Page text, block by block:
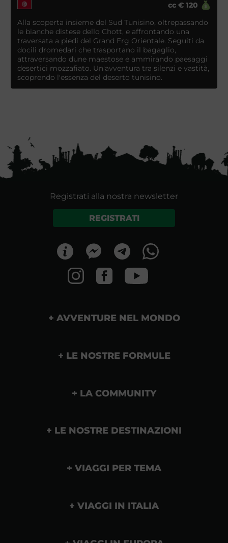
cc € 120
Alla scoperta insieme del Sud Tunisino, oltrepassando
le bianche distese dello Chott, e affrontando una
traversata a piedi del Grand Erg Orientale. Seguiti da
docili dromedari che trasportano il bagaglio,
attraversando dune maestose e ammirando paesaggi
desertici mozzafiato. Un'avventura tra silenzi e vastità,
scoprendo l'essenza del deserto tunisino.
Registrati alla nostra newsletter
REGISTRATI
AVVENTURE NEL MONDO
LE NOSTRE FORMULE
LA COMMUNITY
LE NOSTRE DESTINAZIONI
VIAGGI PER TEMA
VIAGGI IN ITALIA